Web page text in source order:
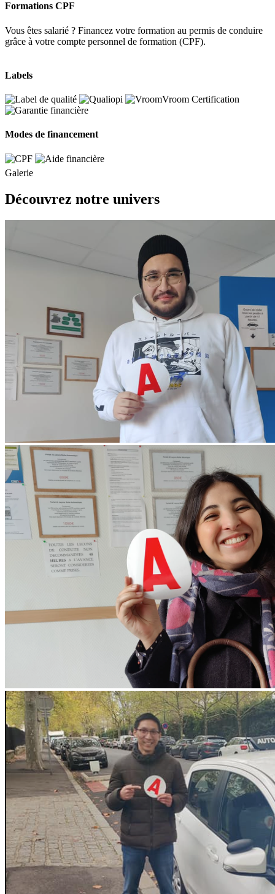
Formations CPF
Vous êtes salarié ? Financez votre formation au permis de conduire
grâce à votre compte personnel de formation (CPF).
Labels
Modes de financement
Galerie
Découvrez notre univers